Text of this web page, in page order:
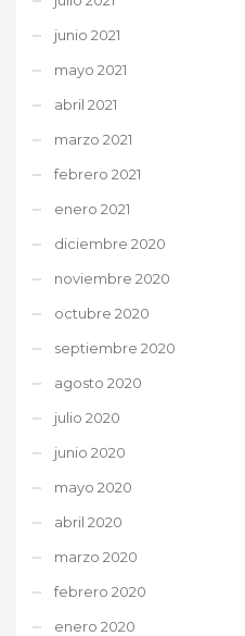
junio 2021
mayo 2021
abril 2021
marzo 2021
febrero 2021
enero 2021
diciembre 2020
noviembre 2020
octubre 2020
septiembre 2020
agosto 2020
julio 2020
junio 2020
mayo 2020
abril 2020
marzo 2020
febrero 2020
enero 2020